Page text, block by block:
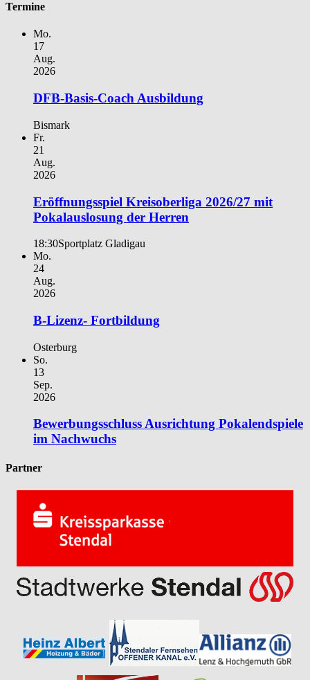
Termine
Mo.
17
Aug.
2026
DFB-Basis-Coach Ausbildung
Bismark
Fr.
21
Aug.
2026
Eröffnungsspiel Kreisoberliga 2026/27 mit
Pokalauslosung der Herren
18:30Sportplatz Gladigau
Mo.
24
Aug.
2026
B-Lizenz- Fortbildung
Osterburg
So.
13
Sep.
2026
Bewerbungsschluss Ausrichtung Pokalendspiele
im Nachwuchs
Partner